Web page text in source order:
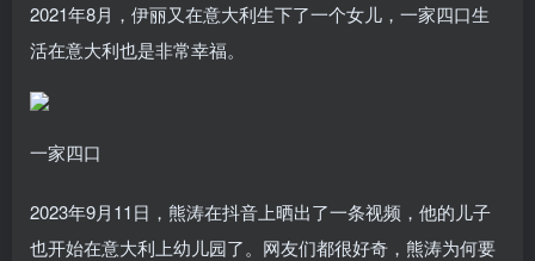
2021年8月，伊丽又在意大利生下了一个女儿，一家四口生
活在意大利也是非常幸福。
一家四口
2023年9月11日，熊涛在抖音上晒出了一条视频，他的儿子
也开始在意大利上幼儿园了。网友们都很好奇，熊涛为何要